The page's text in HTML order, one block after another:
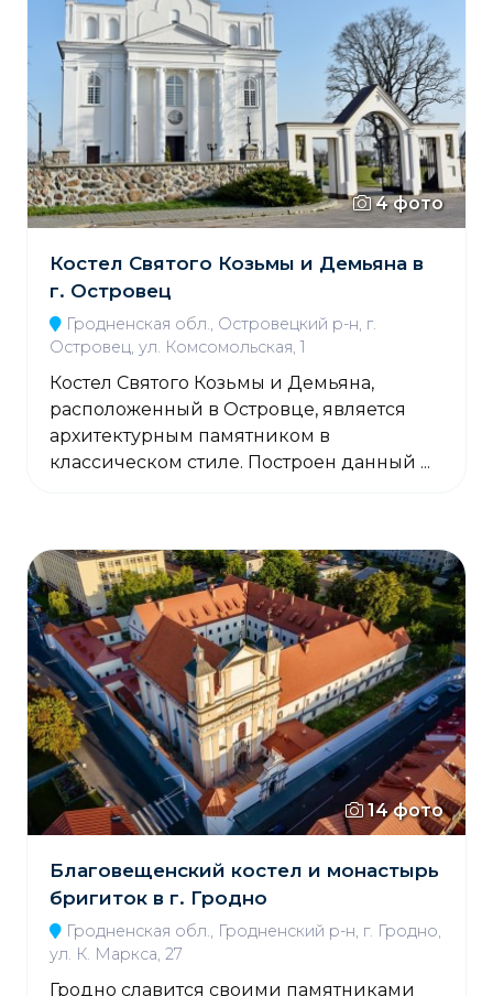
4 фото
Костел Святого Козьмы и Демьяна в
г. Островец
Гродненская обл., Островецкий р-н, г.
Островец, ул. Комсомольская, 1
Костел Святого Козьмы и Демьяна,
расположенный в Островце, является
архитектурным памятником в
классическом стиле. Построен данный ...
14 фото
Благовещенский костел и монастырь
бригиток в г. Гродно
Гродненская обл., Гродненский р-н, г. Гродно,
ул. К. Маркса, 27
Гродно славится своими памятниками